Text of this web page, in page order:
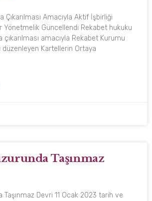
Çıkarılması Amacıyla Aktif İşbirliği
Yönetmelik Güncellendi Rekabet hukuku
amacıyla Rekabet Kurumu
Kartellerin Ortaya
Taşınmaz
Taşınmaz Devri 11 Ocak 2023 tarih ve